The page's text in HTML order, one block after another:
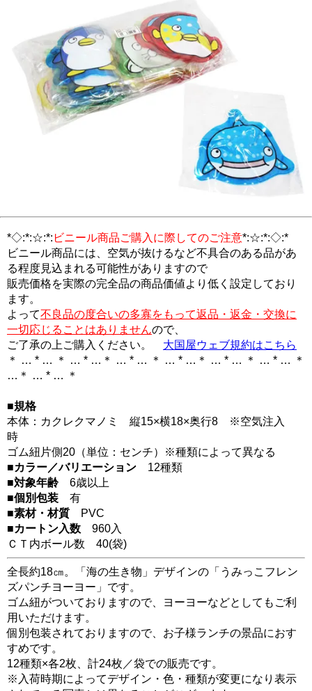
*◇:*:☆:*: ビニール商品ご購入に際してのご注意*:☆:*:◇:*
ビニール商品には、空気が抜けるなど不具合のある品があ
る程度見込まれる可能性がありますので
販売価格を実際の完全品の商品価値より低く設定しており
ます。
よって不良品の度合いの多寡をもって返品・返金・交換に
一切応じることはありませんので、
ご了承の上ご購入ください。 大国屋ウェブ規約はこちら
＊ … * … ＊ … * …＊ … * … ＊ … * …＊ … * … ＊ … * … ＊
…＊ … * … ＊
■規格
本体：カクレクマノミ 縦15×横18×奥行8 ※空気注入
時
ゴム紐片側20（単位：センチ）※種類によって異なる
■カラー／バリエーション 12種類
■対象年齢 6歳以上
■個別包装 有
■素材・材質 PVC
■カートン入数 960入
ＣＴ内ボール数 40(袋)
全長約18㎝。「海の生き物」デザインの「うみっこフレン
ズパンチヨーヨー」です。
ゴム紐がついておりますので、ヨーヨーなどとしてもご利
用いただけます。
個別包装されておりますので、お子様ランチの景品におす
すめです。
12種類×各2枚、計24枚／袋での販売です。
※入荷時期によってデザイン・色・種類が変更になり表示